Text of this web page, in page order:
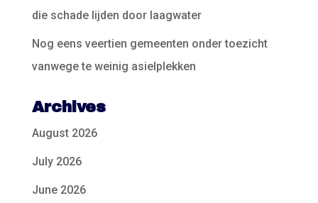
die schade lijden door laagwater
Nog eens veertien gemeenten onder toezicht
vanwege te weinig asielplekken
Archives
August 2026
July 2026
June 2026